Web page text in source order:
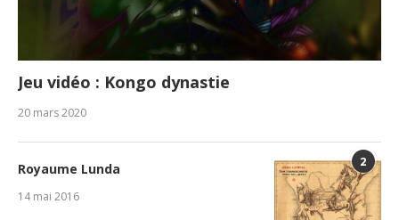
Jeu vidéo : Kongo dynastie
20 mars 2020
2
Royaume Lunda
14 mai 2016